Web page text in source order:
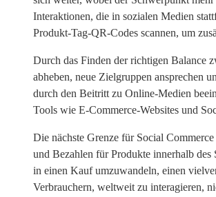
Interaktionen, die in sozialen Medien
Produkt-Tag-QR-Codes scannen, um
Durch das Finden der richtigen Balance
abheben, neue Zielgruppen ansprechen
durch den Beitritt zu Online-Medien
Tools wie E-Commerce-Websites und
Die nächste Grenze für Social
und Bezahlen für Produkte innerhalb
in einen Kauf umzuwandeln, einen
Verbrauchern, weltweit zu interagieren,